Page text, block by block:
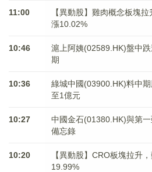
11:00
【異動股】雞肉概念板塊
漲10.02%
10:46
滬上阿姨(02589.HK)盤中
期
10:36
綠城中國(03900.HK)料中
至1億元
10:27
中國金石(01380.HK)與第
備忘錄
10:20
【異動股】CRO板塊拉升
19.99%